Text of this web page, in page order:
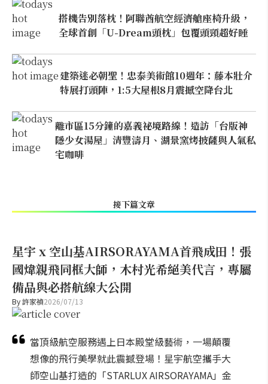
搭機告別落枕！阿聯酋航空經濟艙座椅升級，
全球首創「U-Dream頭枕」包覆頭頸超好睡
建築迷必朝聖！忠泰美術館10週年：藤本壯介
特展打頭陣，1:5大屋根8月震撼空降台北
離市區15分鐘的嘉義祕境路線！造訪「台版神
隱少女湯屋」清豐濤月、湖景窯烤披薩與人氣私
宅咖啡
接下篇文章
星宇 x 空山基AIRSORAYAMA首飛成田！張
國煒親飛同框大師，木村光希絕美代言，專屬
備品與必搭航線大公開
By許家禎2026/07/13
當頂級航空服務遇上日本殿堂級藝術，一場顛覆
想像的飛行美學就此震撼登場！星宇航空攜手大
師空山基打造的「STARLUX AIRSORAYAMA」金